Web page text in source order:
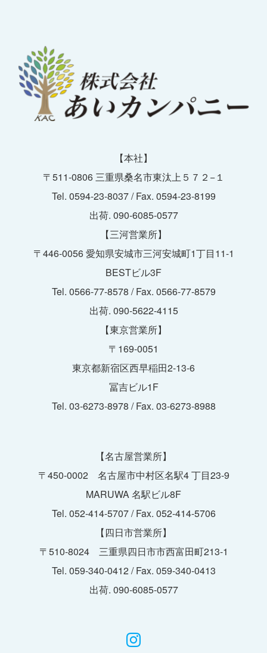
【本社】
〒511-0806 三重県桑名市東汰上５７２−１
Tel. 0594-23-8037 / Fax. 0594-23-8199
出荷. 090-6085-0577
【三河営業所】
〒446-0056 愛知県安城市三河安城町1丁目11-1
BESTビル3F
Tel. 0566-77-8578 / Fax. 0566-77-8579
出荷. 090-5622-4115
【東京営業所】
〒169-0051
東京都新宿区西早稲田2-13-6
冨吉ビル1F
Tel. 03-6273-8978 / Fax. 03-6273-8988
【名古屋営業所】
〒450-0002 名古屋市中村区名駅4 丁目23-9
MARUWA 名駅ビル8F
Tel. 052-414-5707 / Fax. 052-414-5706
【四日市営業所】
〒510-8024 三重県四日市市西富田町213-1
Tel. 059-340-0412 / Fax. 059-340-0413
出荷. 090-6085-0577